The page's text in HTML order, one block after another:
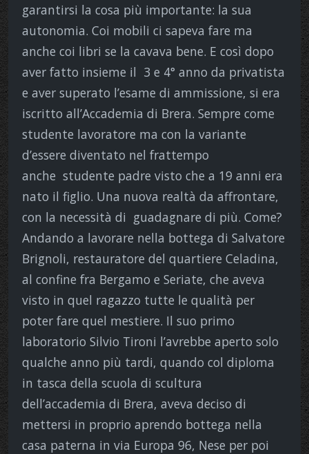
garantirsi la cosa più importante: la sua
autonomia. Coi mobili ci sapeva fare ma
anche coi libri se la cavava bene. E così dopo
aver fatto insieme il 3 e 4° anno da privatista
e aver superato l’esame di ammissione, si era
iscritto all’Accademia di Brera. Sempre come
studente lavoratore ma con la variante
d’essere diventato nel frattempo
anche studente padre visto che a 19 anni era
nato il figlio. Una nuova realtà da affrontare,
con la necessità di guadagnare di più. Come?
Andando a lavorare nella bottega di Salvatore
Brignoli, restauratore del quartiere Celadina,
al confine fra Bergamo e Seriate, che aveva
visto in quel ragazzo tutte le qualità per
poter fare quel mestiere. Il suo primo
laboratorio Silvio Tironi l’avrebbe aperto solo
qualche anno più tardi, quando col diploma
in tasca della scuola di scultura
dell’accademia di Brera, aveva deciso di
mettersi in proprio aprendo bottega nella
casa paterna in via Europa 96, Nese per poi